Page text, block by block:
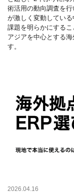
術活用の動向調査を
が激しく変動してい
課題を明らかにするこ
アジアを中心とする
す。
2026.04.16